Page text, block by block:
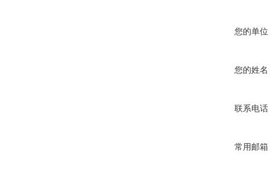
您的单位
您的姓名
联系电话
常用邮箱